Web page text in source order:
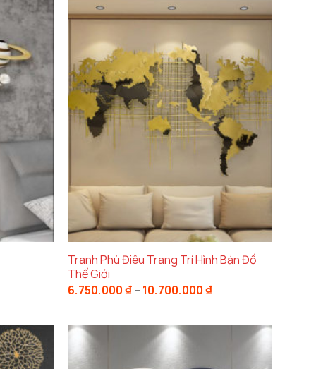
Tranh Phù Điêu Trang Trí Hình Bản Đồ
Thế Giới
6.750.000₫– 10.700.000₫Khoảng
6.750.000 ₫